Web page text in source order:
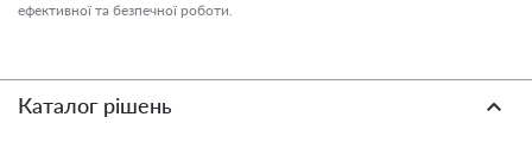
ефективної та безпечної роботи.
Каталог рішень